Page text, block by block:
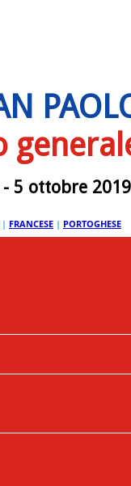
5 ottobre 2019
| FRANCESE | PORTOGHESE